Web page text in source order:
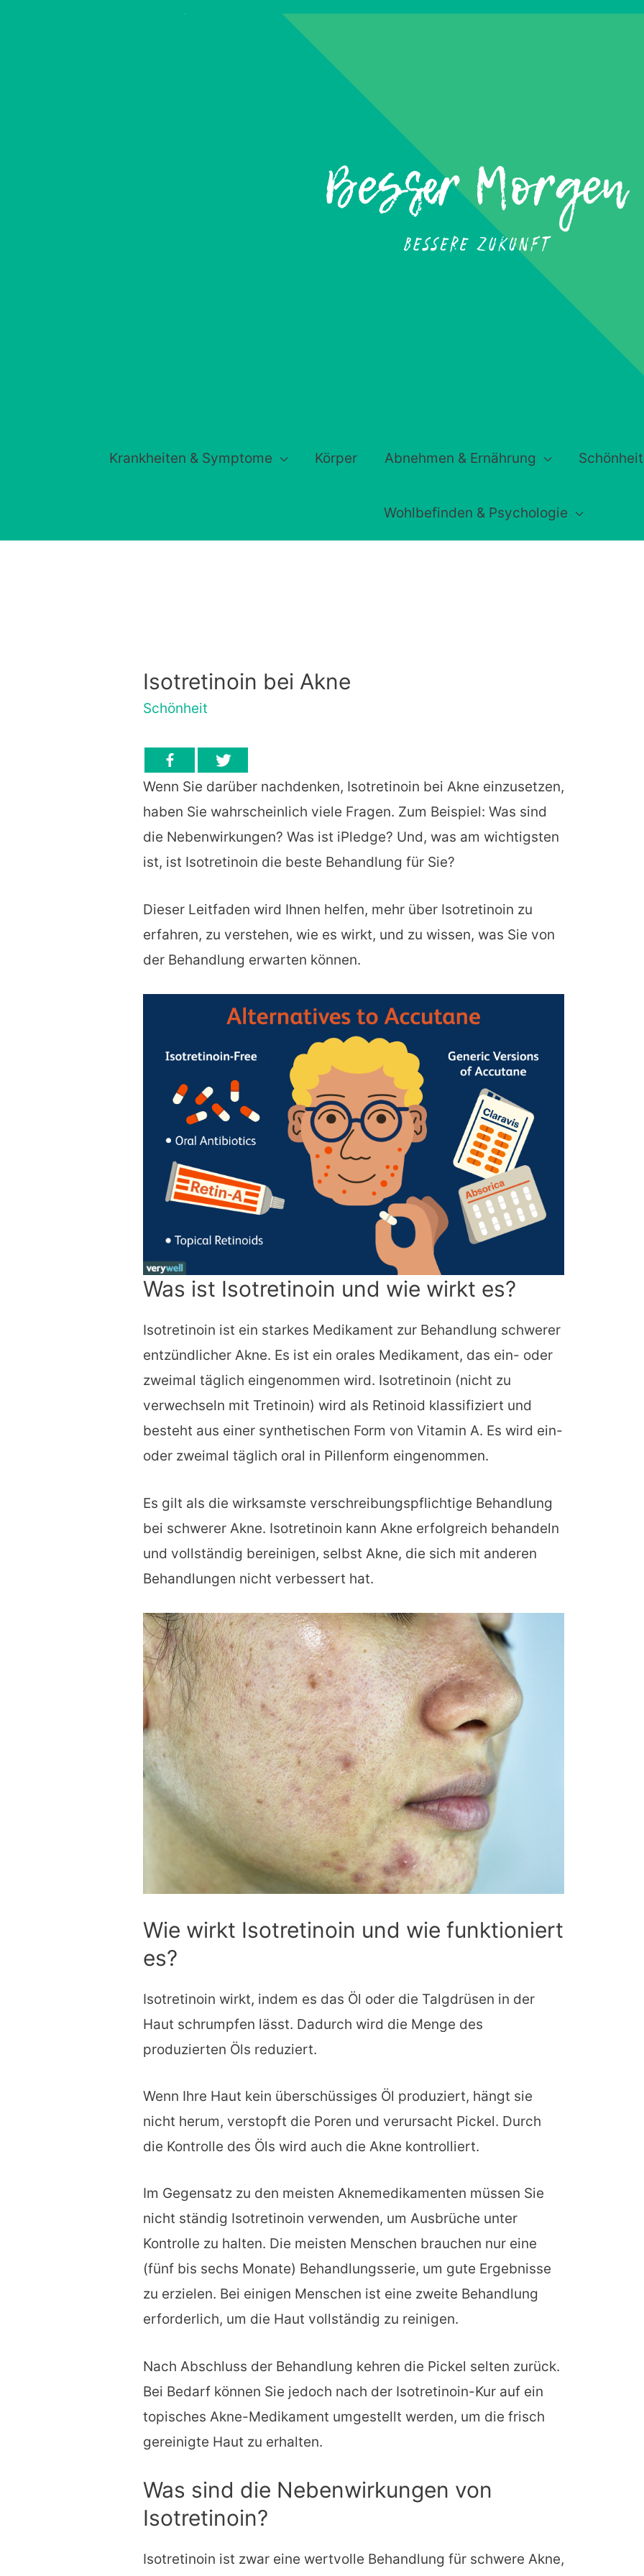
Krankheiten & Symptome Körper Abnehmen & Ernährung Schönheit
Wohlbefinden & Psychologie
Isotretinoin bei Akne
Schönheit
Wenn Sie darüber nachdenken, Isotretinoin bei Akne einzusetzen,
haben Sie wahrscheinlich viele Fragen. Zum Beispiel: Was sind
die Nebenwirkungen? Was ist iPledge? Und, was am wichtigsten
ist, ist Isotretinoin die beste Behandlung für Sie?
Dieser Leitfaden wird Ihnen helfen, mehr über Isotretinoin zu
erfahren, zu verstehen, wie es wirkt, und zu wissen, was Sie von
der Behandlung erwarten können.
Was ist Isotretinoin und wie wirkt es?
Isotretinoin ist ein starkes Medikament zur Behandlung schwerer
entzündlicher Akne. Es ist ein orales Medikament, das ein- oder
zweimal täglich eingenommen wird. Isotretinoin (nicht zu
verwechseln mit Tretinoin) wird als Retinoid klassifiziert und
besteht aus einer synthetischen Form von Vitamin A. Es wird ein-
oder zweimal täglich oral in Pillenform eingenommen.
Es gilt als die wirksamste verschreibungspflichtige Behandlung
bei schwerer Akne. Isotretinoin kann Akne erfolgreich behandeln
und vollständig bereinigen, selbst Akne, die sich mit anderen
Behandlungen nicht verbessert hat.
Wie wirkt Isotretinoin und wie funktioniert
es?
Isotretinoin wirkt, indem es das Öl oder die Talgdrüsen in der
Haut schrumpfen lässt. Dadurch wird die Menge des
produzierten Öls reduziert.
Wenn Ihre Haut kein überschüssiges Öl produziert, hängt sie
nicht herum, verstopft die Poren und verursacht Pickel. Durch
die Kontrolle des Öls wird auch die Akne kontrolliert.
Im Gegensatz zu den meisten Aknemedikamenten müssen Sie
nicht ständig Isotretinoin verwenden, um Ausbrüche unter
Kontrolle zu halten. Die meisten Menschen brauchen nur eine
(fünf bis sechs Monate) Behandlungsserie, um gute Ergebnisse
zu erzielen. Bei einigen Menschen ist eine zweite Behandlung
erforderlich, um die Haut vollständig zu reinigen.
Nach Abschluss der Behandlung kehren die Pickel selten zurück.
Bei Bedarf können Sie jedoch nach der Isotretinoin-Kur auf ein
topisches Akne-Medikament umgestellt werden, um die frisch
gereinigte Haut zu erhalten.
Was sind die Nebenwirkungen von
Isotretinoin?
Isotretinoin ist zwar eine wertvolle Behandlung für schwere Akne,